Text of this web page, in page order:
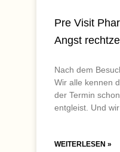
Pre Visit
Angst
Nach dem
Wir alle kennen
der Termin
entgleist. Und
WEITERLESEN »